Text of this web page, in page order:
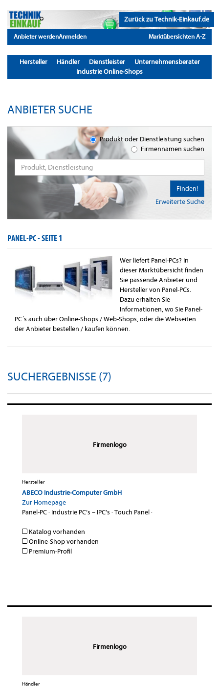
Zurück zu Technik-Einkauf.de
Anbieter werdenAnmelden Marktübersichten A-Z
Hersteller Händler Dienstleister
Unternehmensberater
Industrie Online-Shops
ANBIETER SUCHE
Produkt oder Dienstleistung suchen
Firmennamen suchen
Erweiterte Suche
Finden!
PANEL-PC -SEITE 1
Wer liefert Panel-PCs? In
dieser Marktübersicht finden
Sie passende Anbieter und
Hersteller von Panel-PCs.
Dazu erhalten Sie
Informationen, wo Sie Panel-
PC´s auch über Online-Shops / Web-Shops, oder die Webseiten
der Anbieter bestellen / kaufen können.
SUCHERGEBNISSE (7)
Firmenlogo
Hersteller
ABECO Industrie-Computer GmbH
Zur Homepage
Panel-PC· Industrie PC’s – IPC’s ·Touch Panel·
Katalog vorhanden
Online-Shop vorhanden
Premium-Profil
Firmenlogo
Händler